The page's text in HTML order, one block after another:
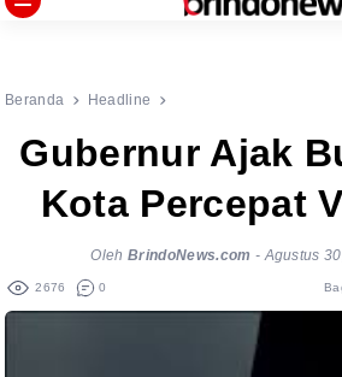
Beranda Headline
Gubernur Ajak
Kota Percepat
OlehBrindoNews.com -Agustus
2676 0